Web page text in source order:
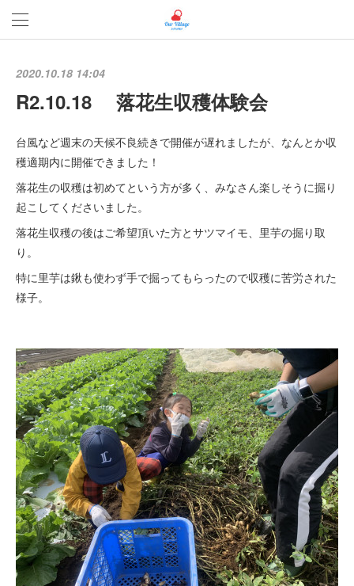
2020.10.18 14:04
R2.10.18 落花生収穫体験会
台風など週末の天候不良続きで開催が遅れましたが、なんとか収
穫適期内に開催できました！
落花生の収穫は初めてという方が多く、みなさん楽しそうに掘り
起こしてくださいました。
落花生収穫の後はご希望頂いた方とサツマイモ、里芋の掘り取
り。
特に里芋は鍬も使わず手で掘ってもらったので収穫に苦労された
様子。